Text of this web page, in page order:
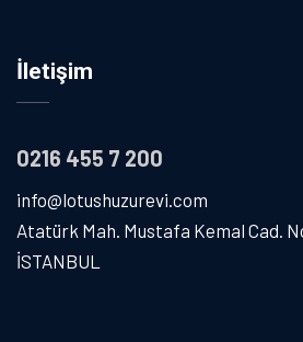
İletişim
0216 455 7 200
info@lotushuzurevi.com
Atatürk Mah. Mustafa Kemal Cad.
İSTANBUL